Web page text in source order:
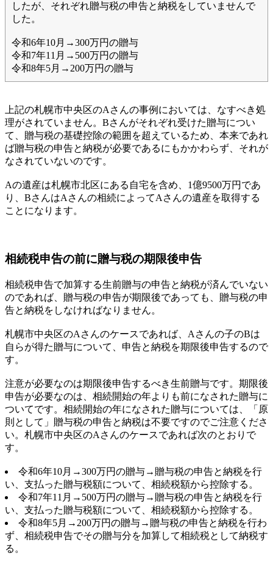
したが、それぞれ贈与税の申告と納税をしていませんで
した。
令和6年10月→300万円の贈与
令和7年11月→500万円の贈与
令和8年5月→200万円の贈与
上記の札幌市中央区のAさんの事例においては、なすべき処
理がされていません。Bさんがそれぞれ受けた贈与につい
て、贈与税の基礎控除の範囲を超えているため、本来であれ
ば贈与税の申告と納税が必要であるにもかかわらず、それが
なされていないのです。
Aの遺産は札幌市北区にある自宅を含め、1億9500万円であ
り、BさんはAさんの相続によってAさんの遺産を取得する
ことになります。
相続税申告の前に贈与税の期限後申告
相続税申告で加算する生前贈与の申告と納税が済んでいない
のであれば、贈与税の申告が期限後であっても、贈与税の申
告と納税をしなければなりません。
札幌市中央区のAさんのケースであれば、Aさんの子のBは
自らが得た贈与について、申告と納税を期限後申告するので
す。
注意が必要なのは期限後申告するべき生前贈与です。期限後
申告が必要なのは、相続開始の年よりも前になされた贈与に
ついてです。相続開始の年になされた贈与については、「原
則として」贈与税の申告と納税は不要ですのでご注意くださ
い。札幌市中央区のAさんのケースであれば次のとおりで
す。
令和6年10月→300万円の贈与→贈与税の申告と納税を行
い、支払った贈与税額について、相続税額から控除する。
令和7年11月→500万円の贈与→贈与税の申告と納税を行
い、支払った贈与税額について、相続税額から控除する。
令和8年5月→200万円の贈与→贈与税の申告と納税を行わ
ず、相続税申告でその贈与分を加算して相続税として納税す
る。